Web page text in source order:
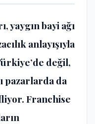
yaygın bayi ağı
anlayışıyla
değil,
pazarlarda da
Franchise